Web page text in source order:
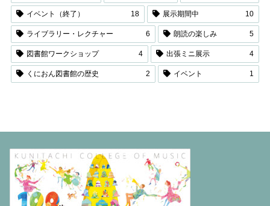
イベント（終了） 18 展示期間中 10
ライブラリー・レクチャー 6 朗読の楽しみ 5
図書館ワークショップ 4 出張ミニ展示 4
くにおん図書館の歴史 2 イベント 1